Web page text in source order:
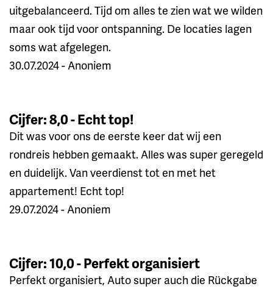
uitgebalanceerd. Tijd om alles te zien wat we wilden
maar ook tijd voor ontspanning. De locaties lagen
soms wat afgelegen.
30.07.2024 - Anoniem
Cijfer: 8,0 - Echt top!
Dit was voor ons de eerste keer dat wij een
rondreis hebben gemaakt. Alles was super geregeld
en duidelijk. Van veerdienst tot en met het
appartement! Echt top!
29.07.2024 - Anoniem
Cijfer: 10,0 - Perfekt organisiert
Perfekt organisiert, Auto super auch die Rückgabe